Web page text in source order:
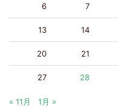
6 7
13 14
20 21
27 28
« 11月 1月 »